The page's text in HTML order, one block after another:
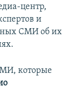
центр,
и
СМИ об их
которые